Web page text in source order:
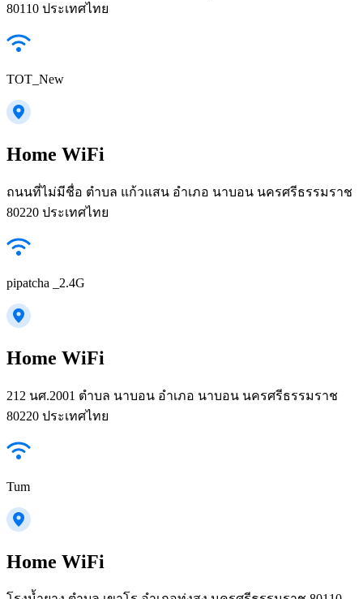
80110 ประเทศไทย
TOT_New
Home WiFi
ถนนที่ไม่มีชื่อ ตำบล แก้วแสน อำเภอ นาบอน นครศรีธรรมราช
80220 ประเทศไทย
pipatcha _2.4G
Home WiFi
212 นศ.2001 ตำบล นาบอน อำเภอ นาบอน นครศรีธรรมราช
80220 ประเทศไทย
Tum
Home WiFi